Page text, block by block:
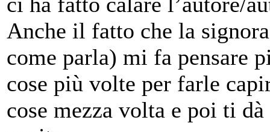
Anche il fatto che la
come parla) mi fa pensare
cose più volte per farle
cose mezza volta e poi ti